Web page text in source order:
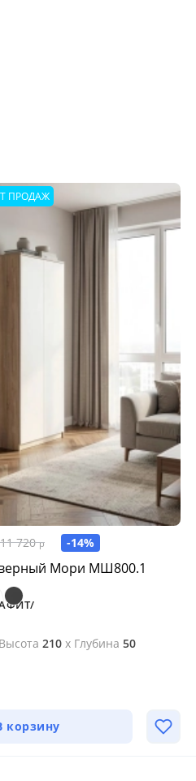
ПРОДАЖ
11 720 р -14%
Мори МШ800.1
Высота 210 x Глубина 50
корзину